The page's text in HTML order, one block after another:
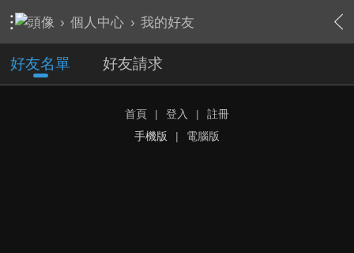
› 個人中心 › 我的好友
好友名單 好友請求
首頁 | 登入 |
註冊
手機版
| 電腦版